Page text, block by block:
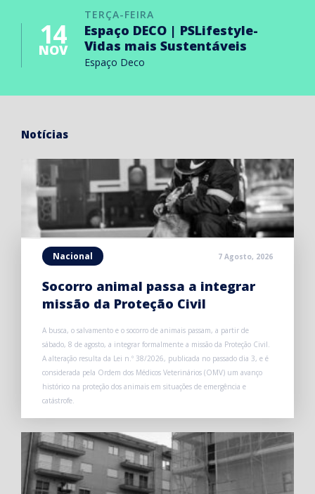
TERÇA-FEIRA
14
NOV
Espaço DECO | PSLifestyle-
Vidas mais Sustentáveis
Espaço Deco
Notícias
Nacional 7 Agosto, 2026
Socorro animal passa a integrar
missão da Proteção Civil
A busca, o salvamento e o socorro de animais passam, a partir de
sábado, 8 de agosto, a integrar formalmente a missão da Proteção Civil.
A alteração resulta da Lei n.º 38/2026, publicada no passado dia 3, e é
considerada pela Ordem dos Médicos Veterinários (OMV) um avanço
histórico na proteção dos animais em situações de emergência e
catástrofe.